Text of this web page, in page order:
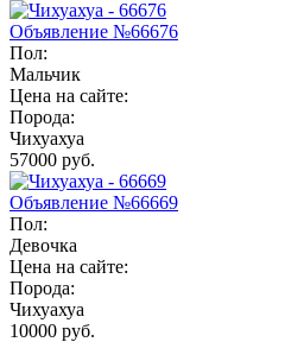
Объявление №66676
Пол:
Мальчик
Цена на сайте:
Порода:
Чихуахуа
57000 руб.
Объявление №66669
Пол:
Девочка
Цена на сайте:
Порода:
Чихуахуа
10000 руб.